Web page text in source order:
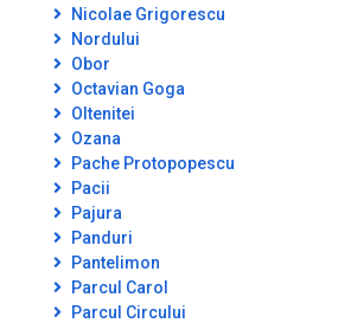
Nicolae Grigorescu
Nordului
Obor
Octavian Goga
Oltenitei
Ozana
Pache Protopopescu
Pacii
Pajura
Panduri
Pantelimon
Parcul Carol
Parcul Circului